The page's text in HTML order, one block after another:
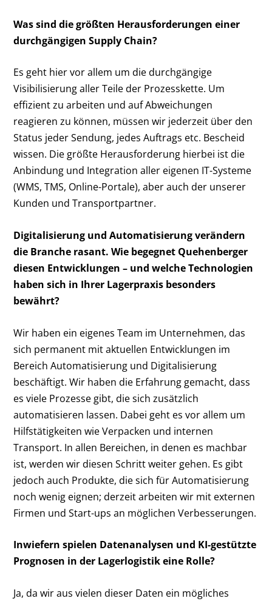
Was sind die größten Herausforderungen einer
durchgängigen Supply Chain?
Es geht hier vor allem um die durchgängige
Visibilisierung aller Teile der Prozesskette. Um
effizient zu arbeiten und auf Abweichungen
reagieren zu können, müssen wir jederzeit über den
Status jeder Sendung, jedes Auftrags etc. Bescheid
wissen. Die größte Herausforderung hierbei ist die
Anbindung und Integration aller eigenen IT-Systeme
(WMS, TMS, Online-Portale), aber auch der unserer
Kunden und Transportpartner.
Digitalisierung und Automatisierung verändern
die Branche rasant. Wie begegnet Quehenberger
diesen Entwicklungen – und welche Technologien
haben sich in Ihrer Lagerpraxis besonders
bewährt?
Wir haben ein eigenes Team im Unternehmen, das
sich permanent mit aktuellen Entwicklungen im
Bereich Automatisierung und Digitalisierung
beschäftigt. Wir haben die Erfahrung gemacht, dass
es viele Prozesse gibt, die sich zusätzlich
automatisieren lassen. Dabei geht es vor allem um
Hilfstätigkeiten wie Verpacken und internen
Transport. In allen Bereichen, in denen es machbar
ist, werden wir diesen Schritt weiter gehen. Es gibt
jedoch auch Produkte, die sich für Automatisierung
noch wenig eignen; derzeit arbeiten wir mit externen
Firmen und Start-ups an möglichen Verbesserungen.
Inwiefern spielen Datenanalysen und KI-gestützte
Prognosen in der Lagerlogistik eine Rolle?
Ja, da wir aus vielen dieser Daten ein mögliches